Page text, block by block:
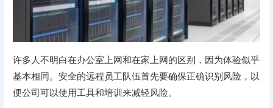
许多人不明白在办公室上网和在家上网的区别，因为体验似乎
基本相同。安全的远程员工队伍首先要确保正确识别风险，以
便公司可以使用工具和培训来减轻风险。